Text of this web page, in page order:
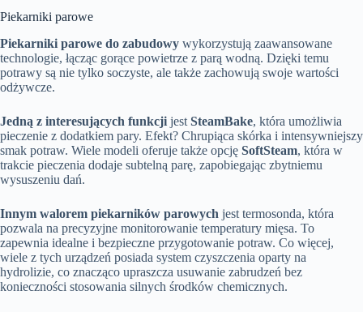
Piekarniki parowe
Piekarniki parowe do zabudowy wykorzystują zaawansowane
technologie, łącząc gorące powietrze z parą wodną. Dzięki temu
potrawy są nie tylko soczyste, ale także zachowują swoje wartości
odżywcze.
Jedną z interesujących funkcji jest SteamBake, która umożliwia
pieczenie z dodatkiem pary. Efekt? Chrupiąca skórka i intensywniejszy
smak potraw. Wiele modeli oferuje także opcję SoftSteam, która w
trakcie pieczenia dodaje subtelną parę, zapobiegając zbytniemu
wysuszeniu dań.
Innym walorem piekarników parowych jest termosonda, która
pozwala na precyzyjne monitorowanie temperatury mięsa. To
zapewnia idealne i bezpieczne przygotowanie potraw. Co więcej,
wiele z tych urządzeń posiada system czyszczenia oparty na
hydrolizie, co znacząco upraszcza usuwanie zabrudzeń bez
konieczności stosowania silnych środków chemicznych.